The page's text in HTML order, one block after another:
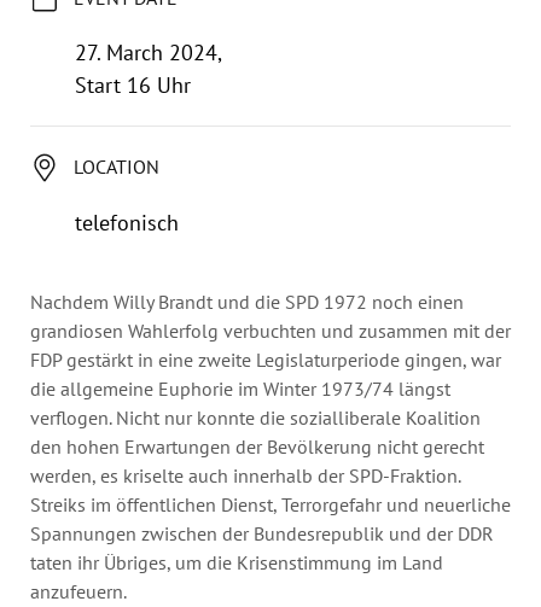
Organigram
27. March 2024,
Start 16 Uhr
LOCATION
telefonisch
Nachdem Willy Brandt und die SPD 1972 noch einen
grandiosen Wahlerfolg verbuchten und zusammen mit der
FDP gestärkt in eine zweite Legislaturperiode gingen, war
die allgemeine Euphorie im Winter 1973/74 längst
verflogen. Nicht nur konnte die sozialliberale Koalition
den hohen Erwartungen der Bevölkerung nicht gerecht
werden, es kriselte auch innerhalb der SPD-Fraktion.
Streiks im öffentlichen Dienst, Terrorgefahr und neuerliche
Spannungen zwischen der Bundesrepublik und der DDR
taten ihr Übriges, um die Krisenstimmung im Land
anzufeuern.